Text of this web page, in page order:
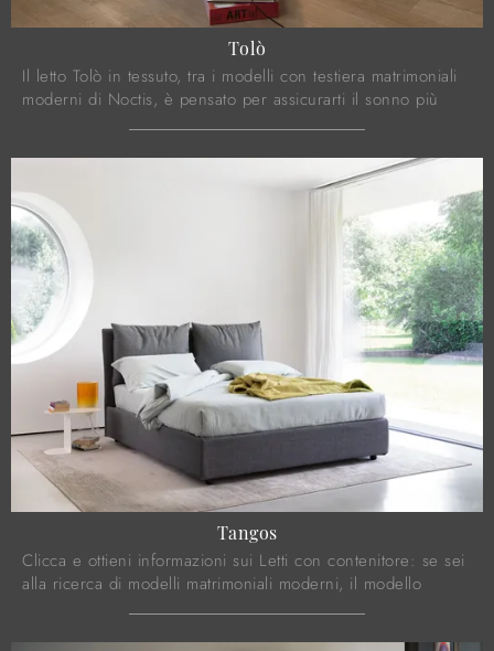
Tolò
Il letto Tolò in tessuto, tra i modelli con testiera matrimoniali
moderni di Noctis, è pensato per assicurarti il sonno più
Tangos
Clicca e ottieni informazioni sui Letti con contenitore: se sei
alla ricerca di modelli matrimoniali moderni, il modello